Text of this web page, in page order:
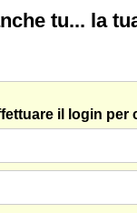
tu... la
il login per